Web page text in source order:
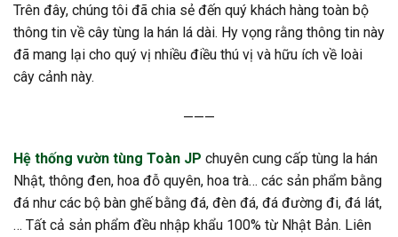
Trên đây, chúng tôi đã chia sẻ đến quý khách hàng toàn bộ
thông tin về cây tùng la hán lá dài. Hy vọng rằng thông tin này
đã mang lại cho quý vị nhiều điều thú vị và hữu ích về loài
cây cảnh này.
———
Hệ thống vườn tùng Toàn JP chuyên cung cấp tùng la hán
Nhật, thông đen, hoa đỗ quyên, hoa trà… các sản phẩm bằng
đá như các bộ bàn ghế bằng đá, đèn đá, đá đường đi, đá lát,
… Tất cả sản phẩm đều nhập khẩu 100% từ Nhật Bản. Liên